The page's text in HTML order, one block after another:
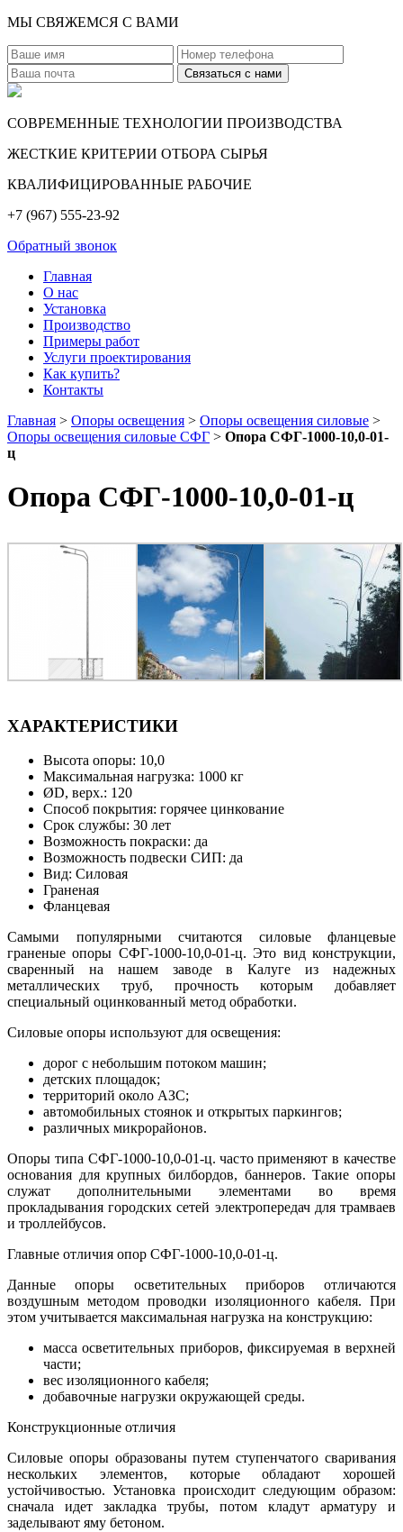
МЫ СВЯЖЕМСЯ С ВАМИ
СОВРЕМЕННЫЕ ТЕХНОЛОГИИ ПРОИЗВОДСТВА
ЖЕСТКИЕ КРИТЕРИИ ОТБОРА СЫРЬЯ
КВАЛИФИЦИРОВАННЫЕ РАБОЧИЕ
+7 (967) 555-23-92
Обратный звонок
Главная
О нас
Установка
Производство
Примеры работ
Услуги проектирования
Как купить?
Контакты
Главная > Опоры освещения > Опоры освещения силовые >
Опоры освещения силовые СФГ > Опора СФГ-1000-10,0-01-
ц
Опора СФГ-1000-10,0-01-ц
ХАРАКТЕРИСТИКИ
Высота опоры: 10,0
Максимальная нагрузка: 1000 кг
ØD, верх.: 120
Способ покрытия: горячее цинкование
Срок службы: 30 лет
Возможность покраски: да
Возможность подвески СИП: да
Вид: Силовая
Граненая
Фланцевая
Самыми популярными считаются силовые фланцевые
граненые опоры СФГ-1000-10,0-01-ц. Это вид конструкции,
сваренный на нашем заводе в Калуге из надежных
металлических труб, прочность которым добавляет
специальный оцинкованный метод обработки.
Силовые опоры используют для освещения:
дорог с небольшим потоком машин;
детских площадок;
территорий около АЗС;
автомобильных стоянок и открытых паркингов;
различных микрорайонов.
Опоры типа СФГ-1000-10,0-01-ц. часто применяют в качестве
основания для крупных билбордов, баннеров. Такие опоры
служат дополнительными элементами во время
прокладывания городских сетей электропередач для трамваев
и троллейбусов.
Главные отличия опор СФГ-1000-10,0-01-ц.
Данные опоры осветительных приборов отличаются
воздушным методом проводки изоляционного кабеля. При
этом учитывается максимальная нагрузка на конструкцию:
масса осветительных приборов, фиксируемая в верхней
части;
вес изоляционного кабеля;
добавочные нагрузки окружающей среды.
Конструкционные отличия
Силовые опоры образованы путем ступенчатого сваривания
нескольких элементов, которые обладают хорошей
устойчивостью. Установка происходит следующим образом:
сначала идет закладка трубы, потом кладут арматуру и
заделывают яму бетоном.